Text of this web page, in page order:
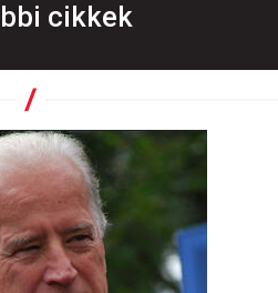
cikkek